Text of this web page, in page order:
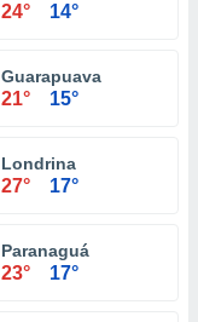
24° 14°
Guarapuava
21° 15°
Londrina
27° 17°
Paranaguá
23° 17°